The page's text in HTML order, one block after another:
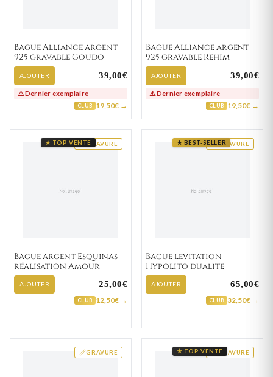
Bague Alliance argent
925 gravable Goudo
AJOUTER 39,00€
⚠️ Dernier exemplaire
CLUB 19,50€ →
Bague Alliance argent
925 gravable Rehim
AJOUTER 39,00€
⚠️ Dernier exemplaire
CLUB 19,50€ →
GRAVURE
★ TOP VENTE
Bague argent Esquinas
réalisation Amour
AJOUTER 25,00€
CLUB 12,50€ →
GRAVURE
★ BEST-SELLER
Bague levitation
Hypolito dualite
AJOUTER 65,00€
CLUB 32,50€ →
GRAVURE GRAVURE
★ TOP VENTE